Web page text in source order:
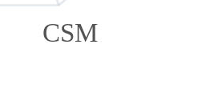
CSM